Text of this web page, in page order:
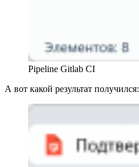
Pipeline Gitlab CI
А вот какой результат получился: